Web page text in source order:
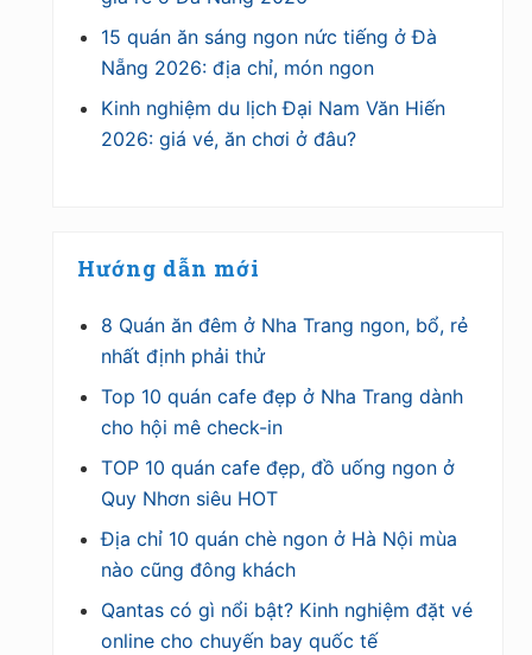
15 quán ăn sáng ngon nức tiếng ở Đà
Nẵng 2026: địa chỉ, món ngon
Kinh nghiệm du lịch Đại Nam Văn Hiến
2026: giá vé, ăn chơi ở đâu?
Hướng dẫn mới
8 Quán ăn đêm ở Nha Trang ngon, bổ, rẻ
nhất định phải thử
Top 10 quán cafe đẹp ở Nha Trang dành
cho hội mê check-in
TOP 10 quán cafe đẹp, đồ uống ngon ở
Quy Nhơn siêu HOT
Địa chỉ 10 quán chè ngon ở Hà Nội mùa
nào cũng đông khách
Qantas có gì nổi bật? Kinh nghiệm đặt vé
online cho chuyến bay quốc tế